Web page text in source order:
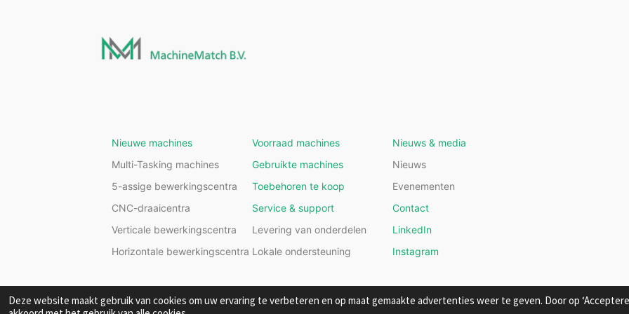
Deze website maakt gebruik van cookies om uw ervaring te verbeteren en op maat gemaakte advertenties weer te geven. Door op
Nieuwe machines
Multi-Tasking machines
5-assige bewerkingscentra
CNC-draaicentra
Verticale bewerkingscentra
Horizontale bewerkingscentra
Voorraad machines
Gebruikte machines
Toebehoren te koop
Service & support
Levering van onderdelen
Lokale ondersteuning
Nieuws & media
Nieuws
Evenementen
Contact
LinkedIn
Instagram